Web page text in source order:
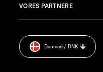
KUNDESERVICE
MANDAG-TORSDAG 07:30
07:30 - 12:00
Aftryk
Cookie Consent
Vægt information
VORES PARTNERE
Danmark/ DNK